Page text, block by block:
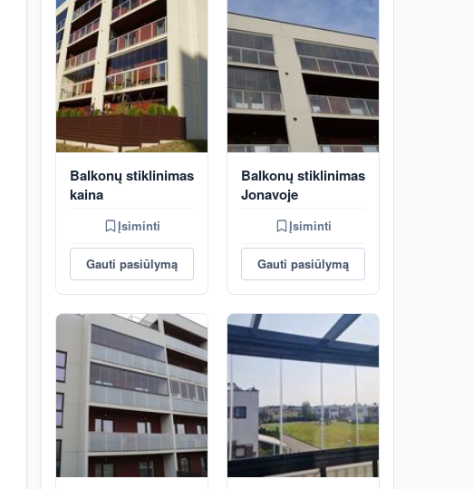
Balkonų stiklinimas
kaina
Įsiminti
Gauti pasiūlymą
Balkonų stiklinimas
Jonavoje
Įsiminti
Gauti pasiūlymą